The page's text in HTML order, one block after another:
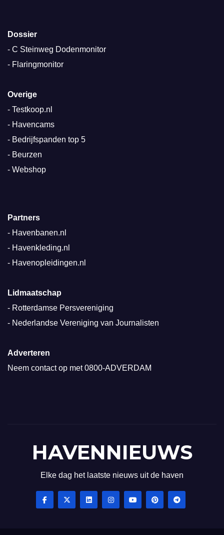
Dossier
- C Steinweg Dodenmonitor
- Flaringmonitor
Overige
- Testkoop.nl
- Havencams
- Bedrijfspanden top 5
- Beurzen
- Webshop
Partners
- Havenbanen.nl
- Havenkleding.nl
- Havenopleidingen.nl
Lidmaatschap
- Rotterdamse Persvereniging
- Nederlandse Vereniging van Journalisten
Adverteren
Neem contact op met0800-ADVERDAM
HAVENNIEUWS
Elke dag het laatste nieuws uit de haven